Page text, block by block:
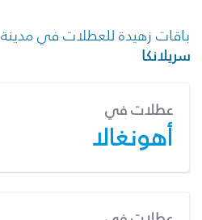
باقات زهيدة للعطلات في مدينة
سريلانكا
عطلات في
أهونغالا